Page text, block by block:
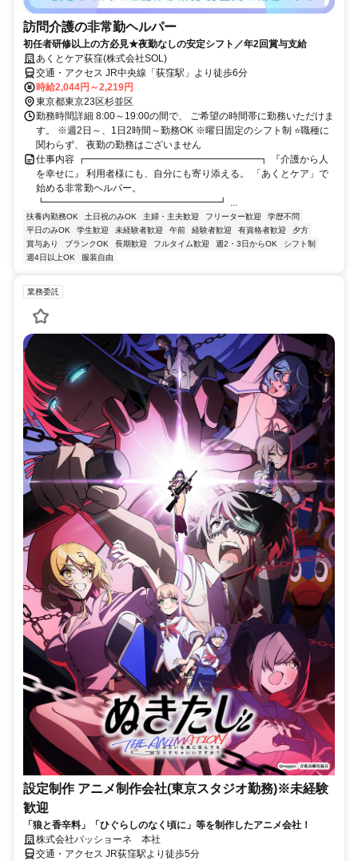
訪問介護の非常勤ヘルパー
初任者研修以上の方必見★夜勤なしの安定シフト／年2回賞与支給
あくとケア荻窪(株式会社SOL)
交通・アクセス JR中央線「荻窪駅」より徒歩6分
時給2,044円～2,219円
東京都東京23区杉並区
勤務時間詳細 8:00～19:00の間で、 ご希望の時間帯に勤務いただけま
す。 ※週2日～、1日2時間～勤務OK ※曜日固定のシフト制 ⭐職種に
関わらず、 夜勤の勤務はございません
仕事内容 ┏━━━━━━━━━━━━━━━━━━┓ 『介護から人
を幸せに』 利用者様にも、自分にも寄り添える。 「あくとケア」で
始める非常勤ヘルパー。
┗━━━━━━━━━━━━━━━━━━┛ ...
扶養内勤務OK 土日祝のみOK 主婦・主夫歓迎 フリーター歓迎
学歴不問
平日のみOK
学生歓迎 未経験者歓迎 午前 経験者歓迎 有資格者歓迎
夕方
賞与あり
ブランクOK 長期歓迎 フルタイム歓迎 週2・3日からOK
シフト制
週4日以上OK
服装自由
業務委託
設定制作 アニメ制作会社(東京スタジオ勤務)※未経験
歓迎
「狼と香辛料」「ひぐらしのなく頃に」等を制作したアニメ会社！
株式会社パッショーネ 本社
交通・アクセス JR荻窪駅より徒歩5分